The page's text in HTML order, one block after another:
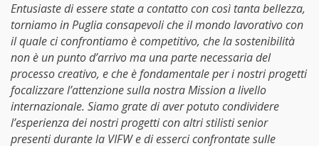
Entusiaste di essere state a contatto con così tanta bellezza,
torniamo in Puglia consapevoli che il mondo lavorativo con
il quale ci confrontiamo è competitivo, che la sostenibilità
non è un punto d’arrivo ma una parte necessaria del
processo creativo, e che è fondamentale per i nostri progetti
focalizzare l’attenzione sulla nostra Mission a livello
internazionale. Siamo grate di aver potuto condividere
l’esperienza dei nostri progetti con altri stilisti senior
presenti durante la VIFW e di esserci confrontate sulle